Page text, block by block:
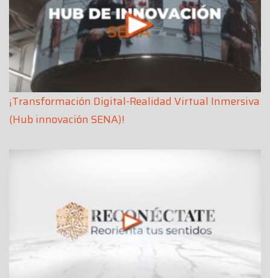
¡Transformación Digital-Realidad Virtual Inmersiva
(Hub innovación SENA)!